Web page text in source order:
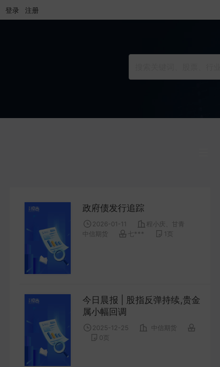
登录 注册
公司研究
COMPANY
宏观策略
STRATEGY
会议纪要
MINUTES
ANNUALS
政府债发行追踪
2026-01-11
程小庆、甘青
中信期货
七*** 1 页
今日晨报 | 股指反弹持续,贵金
属小幅回调
2025-12-25
中信期货
0 页